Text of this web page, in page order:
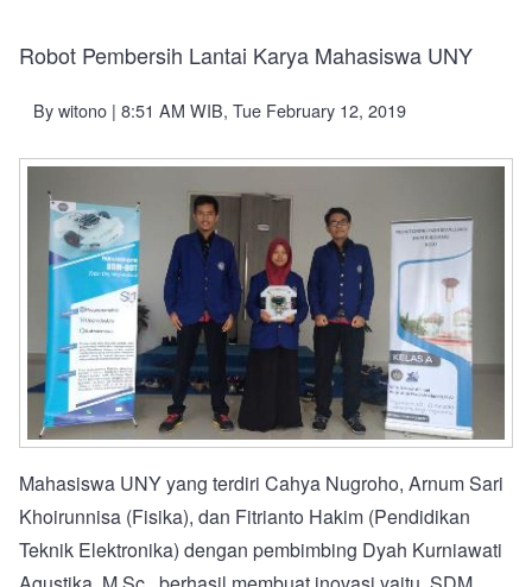
Menu
Robot Pembersih Lantai Karya Mahasiswa UNY
Bywitono | 8:51 AM WIB, Tue February 12, 2019
Mahasiswa UNY yang terdiri Cahya Nugroho, Arnum Sari
Khoirunnisa (Fisika), dan Fitrianto Hakim (Pendidikan
Teknik Elektronika) dengan pembimbing Dyah Kurniawati